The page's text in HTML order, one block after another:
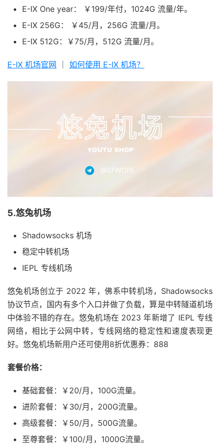
E-IX One year： ￥199/年付，1024G 流量/年。
E-IX 256G： ￥45/月，256G 流量/月。
E-IX 512G：￥75/月，512G 流量/月。
E-IX 机场官网 如何使用 E-IX 机场？
5.悠兔机场
Shadowsocks 机场
稳定中转机场
IEPL 专线机场
悠兔机场创立于 2022 年，佛系中转机场，Shadowsocks
协议节点，国内有多个入口并做了负载，算是中转隧道机场
中体验不错的存在。悠兔机场在 2023 年新增了 IEPL 专线
网络，相比于公网中转，专线网络的稳定性和速度表现更
好。悠兔机场新用户还可使用8折优惠券：888
套餐价格：
基础套餐：￥20/月，100G流量。
进阶套餐：￥30/月，200G流量。
高级套餐：￥50/月，500G流量。
至尊套餐：￥100/月，1000G流量。